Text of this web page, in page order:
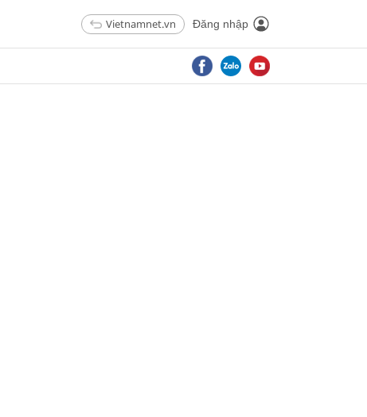
Vietnamnet.vn Đăng nhập